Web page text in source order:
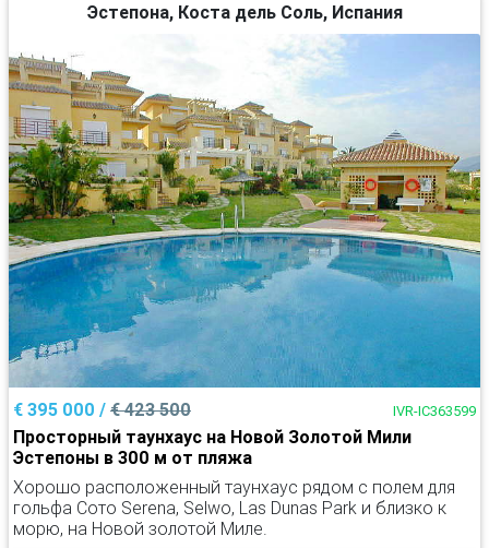
Эстепона, Коста дель Соль, Испания
€ 395 000 / € 423 500 IVR-IC363599
Просторный таунхаус на Новой Золотой Мили
Эстепоны в 300 м от пляжа
Хорошо расположенный таунхаус рядом с полем для
гольфа Сото Serena, Selwo, Las Dunas Park и близко к
морю, на Новой золотой Миле.